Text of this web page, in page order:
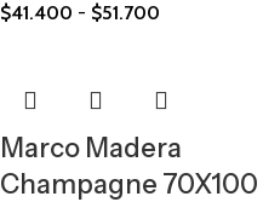
$41.400 - $51.700
Marco Madera
Champagne 70X100